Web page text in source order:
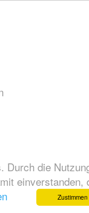
Durch die
einverstanden,
Zustimmen
unserer
mit eurer